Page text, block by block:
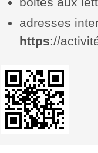
adresses
https://